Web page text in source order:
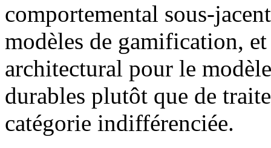
comportemental sous-
modèles de gamification,
architectural pour le
durables plutôt que de
catégorie indifférenciée.